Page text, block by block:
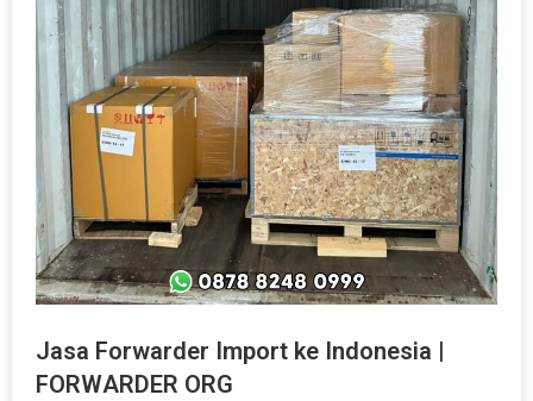
Jasa Forwarder Import ke Indonesia |
FORWARDER ORG